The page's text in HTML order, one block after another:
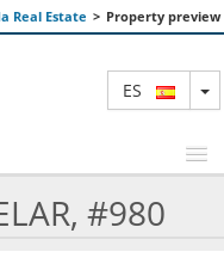
Real Estate > Property preview
ES
#980